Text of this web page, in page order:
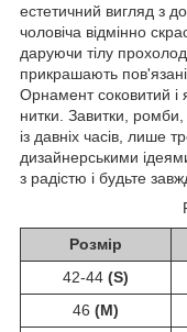
естетичний вигляд з
чоловіча відмінно
даруючи тілу
прикрашають пов'язані
Орнамент соковитий і
нитки. Завитки, ромби,
із давніх часів, лише
дизайнерськими
з радістю і будьте
Розмір
42-44 (S)
46 (M)